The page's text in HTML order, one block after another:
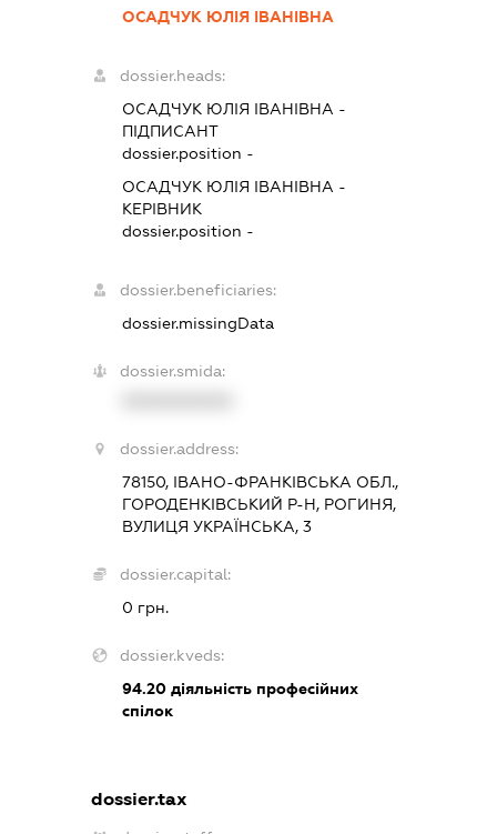
ОСАДЧУК ЮЛІЯ ІВАНІВНА
dossier.heads:
ОСАДЧУК ЮЛІЯ ІВАНІВНА -
ПІДПИСАНТ
dossier.position -
ОСАДЧУК ЮЛІЯ ІВАНІВНА -
КЕРІВНИК
dossier.position -
dossier.beneficiaries:
dossier.missingData
dossier.smida:
dossier.address:
78150, ІВАНО-ФРАНКІВСЬКА ОБЛ.,
ГОРОДЕНКІВСЬКИЙ Р-Н, РОГИНЯ,
ВУЛИЦЯ УКРАЇНСЬКА, 3
dossier.capital:
0 грн.
dossier.kveds:
94.20діяльність професійних
спілок
dossier.tax